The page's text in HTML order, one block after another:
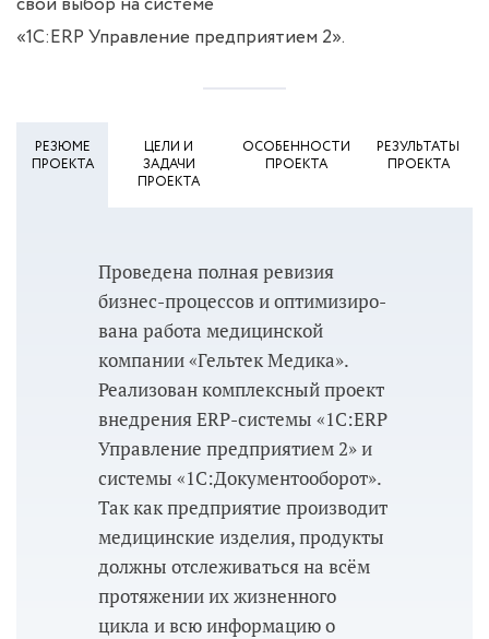
«1С:ERP Управление предприятием 2».
РЕЗЮМЕ
ПРОЕКТА
ЦЕЛИ И
ЗАДАЧИ
ПРОЕКТА
ОСОБЕННОСТИ
ПРОЕКТА
РЕЗУЛЬТАТЫ
ПРОЕКТА
Проведена полная ревизия
бизнес-процессов и оп­ти­ми­зи­ро­
ва­на работа медицинской
компании «Гельтек Медика».
Реализован комплексный проект
внедрения ERP-системы «1С:ERP
Управление предприятием 2» и
системы «1С:Документооборот».
Так как предприятие производит
медицинские изделия, продукты
должны отслеживаться на всём
протяжении их жизненного
цикла и всю информацию о